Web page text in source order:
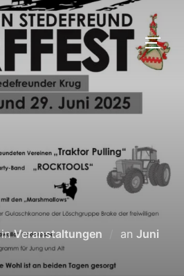
inVeranstaltungen an Juni